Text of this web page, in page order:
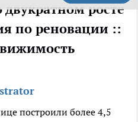
росте
по реновации ::
построили более 4,5